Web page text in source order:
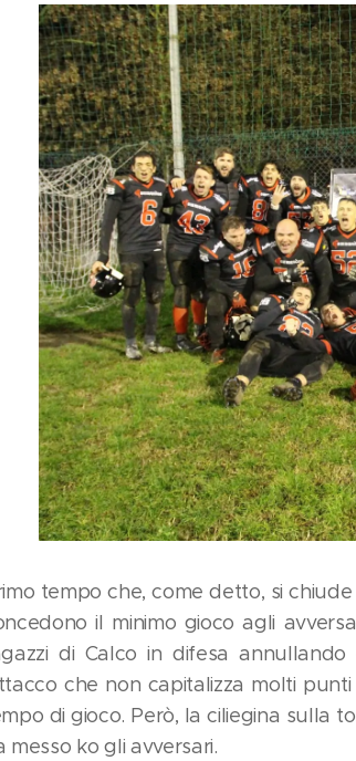
tempo che, come detto, si
il minimo gioco agli
di Calco in difesa
che non capitalizza molti
di gioco. Però, la ciliegina sulla
messo ko gli avversari.